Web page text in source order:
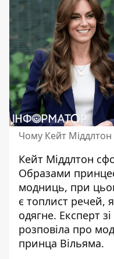
Чому Кейт
Кейт Міддлтон
Образами
модниць, при
є топлист речей,
одягне. Експерт
розповіла про
принца Вільяма.